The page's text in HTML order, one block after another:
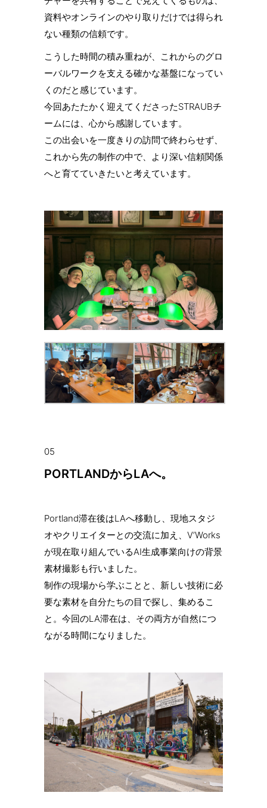
資料やオンラインのやり取りだけでは得られ
ない種類の信頼です。
こうした時間の積み重ねが、これからのグロ
ーバルワークを支える確かな基盤になってい
くのだと感じています。
今回あたたかく迎えてくださったSTRAUBチ
ームには、心から感謝しています。
この出会いを一度きりの訪問で終わらせず、
これから先の制作の中で、より深い信頼関係
へと育てていきたいと考えています。
05
PORTLANDからLAへ。
Portland滞在後はLAへ移動し、現地スタジ
オやクリエイターとの交流に加え、V’Works
が現在取り組んでいるAI生成事業向けの背景
素材撮影も行いました。
制作の現場から学ぶことと、新しい技術に必
要な素材を自分たちの目で探し、集めるこ
と。今回のLA滞在は、その両方が自然につ
ながる時間になりました。